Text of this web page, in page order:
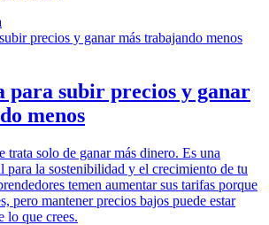
para subir precios y ganar
menos
trata solo de ganar más dinero. Es una
para la sostenibilidad y el crecimiento de tu
temen aumentar sus tarifas porque
pero mantener precios bajos puede estar
lo que crees.